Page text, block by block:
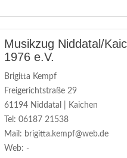
Musikzug Niddatal/
1976 e.V.
Brigitta Kempf
Freigerichtstraße 29
61194 Niddatal | Kaichen
Tel: 06187 21538
Mail: brigitta.kempf@web.de
Web: -